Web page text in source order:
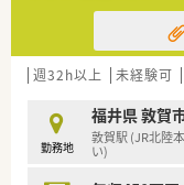
週32h以上 未経験可
勤務地
福井県 敦賀
敦賀駅 (JR北陸
い)